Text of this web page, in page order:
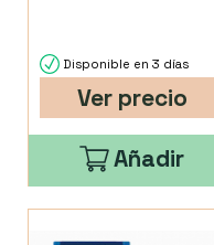
Disponible en 3 días
Ver precio
Añadir